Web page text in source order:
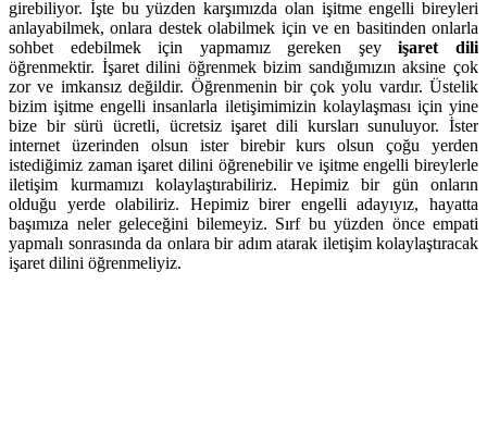
girebiliyor. İşte bu yüzden karşımızda olan işitme engelli bireyleri
anlayabilmek, onlara destek olabilmek için ve en basitinden onlarla
sohbet edebilmek için yapmamız gereken şeyişaret dili
öğrenmektir. İşaret dilini öğrenmek bizim sandığımızın aksine çok
zor ve imkansız değildir. Öğrenmenin bir çok yolu vardır. Üstelik
bizim işitme engelli insanlarla iletişimimizin kolaylaşması için yine
bize bir sürü ücretli, ücretsiz işaret dili kursları sunuluyor. İster
internet üzerinden olsun ister birebir kurs olsun çoğu yerden
istediğimiz zaman işaret dilini öğrenebilir ve işitme engelli bireylerle
iletişim kurmamızı kolaylaştırabiliriz. Hepimiz bir gün onların
olduğu yerde olabiliriz. Hepimiz birer engelli adayıyız, hayatta
başımıza neler geleceğini bilemeyiz. Sırf bu yüzden önce empati
yapmalı sonrasında da onlara bir adım atarak iletişim kolaylaştıracak
işaret dilini öğrenmeliyiz.